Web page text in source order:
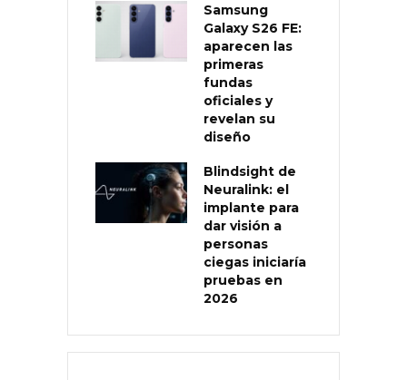
Samsung
Galaxy S26 FE:
aparecen las
primeras
fundas
oficiales y
revelan su
diseño
Blindsight de
Neuralink: el
implante para
dar visión a
personas
ciegas iniciaría
pruebas en
2026